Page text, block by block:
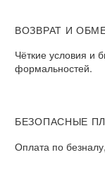
ВОЗВРАТ И
Чёткие условия и
формальностей.​
БЕЗОПАСНЫЕ
Оплата по